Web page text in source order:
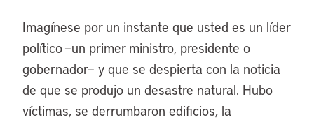
Imagínese por un instante que usted es un líder
político –un primer ministro, presidente o
gobernador– y que se despierta con la noticia
de que se produjo un desastre natural. Hubo
víctimas, se derrumbaron edificios, la